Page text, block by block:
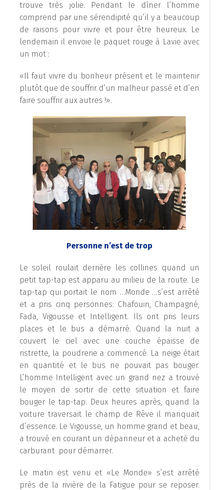
trouve très jolie. Pendant le dîner l’homme
comprend par une sérendipité qu’il y a beaucoup
de raisons pour vivre et pour être heureux. Le
lendemain il envoie le paquet rouge à Lavie avec
un mot :
«Il faut vivre du bonheur présent et le maintenir
plutôt que de souffrir d’un malheur passé et d’en
faire souffrir aux autres !».
Personne n’est de trop
Le soleil roulait derrière les collines quand un
petit tap-tap est apparu au milieu de la route. Le
tap-tap qui portait le nom …Monde …s’est arrêté
et a pris cinq personnes: Chafouin, Champagné,
Fada, Vigousse et Intelligent. Ils ont pris leurs
places et le bus a démarré. Quand la nuit a
couvert le ciel avec une couche épaisse de
ristrette, la poudrerie a commencé. La neige était
en quantité et le bus ne pouvait pas bouger.
L’homme Intelligent avec un grand nez a trouvé
le moyen de sortir de cette situation et faire
bouger le tap-tap. Deux heures après, quand la
voiture traversait le champ de Rêve il manquait
d’essence. Le Vigousse, un homme grand et beau,
a trouvé en courant un dépanneur et a acheté du
carburant pour démarrer.
Le matin est venu et «Le Monde» s’est arrêté
près de la rivière de la Fatigue pour se reposer.